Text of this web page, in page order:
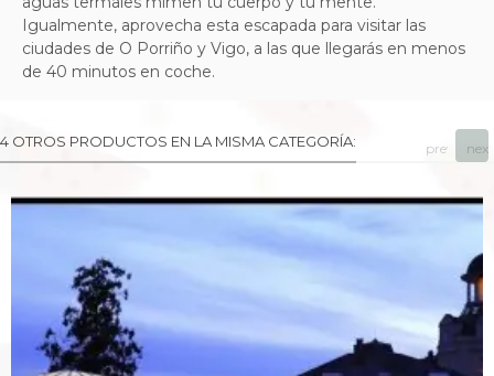
Igualmente, aprovecha esta escapada para visitar las
ciudades de O Porriño y Vigo, a las que llegarás en menos
de 40 minutos en coche.
4 OTROS PRODUCTOS EN LA MISMA CATEGORÍA: prev next